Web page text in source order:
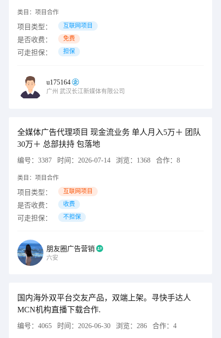
类目： 项目合作
项目类型： 互联网项目
是否收费： 免费
可走担保： 担保
u175164
广州 武汉长江新媒体有限公司
全媒体广告代理项目 现金流业务 单人月入5万＋ 团队
30万＋ 总部扶持 包落地
编号： 3387 时间： 2026-07-14 浏览： 1368 合作： 8
类目： 项目合作
项目类型： 互联网项目
是否收费： 收费
可走担保： 不担保
朋友圈广告营销
六安
国内海外双平台交友产品，双端上架。寻快手达人
MCN机构直播下载合作.
编号： 4065 时间： 2026-06-30 浏览： 286 合作： 4